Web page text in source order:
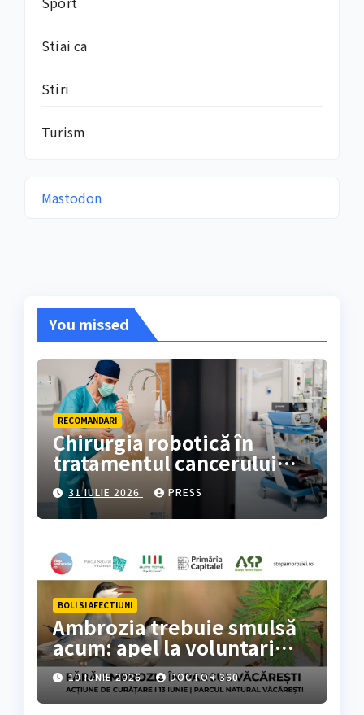
Stiai ca
Stiri
Turism
Mastodon
You missed
RECOMANDARI
Chirurgia robotică în
tratamentul cancerului
colorectal
31 IULIE 2026 PRESS
BOLI SI AFECTIUNI
Ambrozia trebuie smulsă
acum: apel la voluntari
pentru acțiune de curățare
în Parcul Natural
Văcărești
10 IUNIE 2026 DOCTOR 360